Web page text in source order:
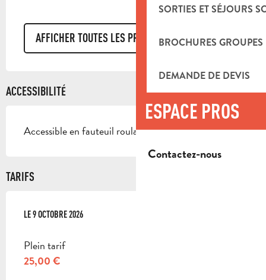
SORTIES ET SÉJOURS
BROCHURES GROUPES
DEMANDE DE DEVIS
ESPACE PROS
Contactez-nous
AFFICHER TOUTES LES PRESTATIONS
ACCESSIBILITÉ
Accessible en fauteuil roulant avec aide
TARIFS
LE9 OCTOBRE 2026
LE9 OCTOBRE 2026
Plein tarif
25,00 €